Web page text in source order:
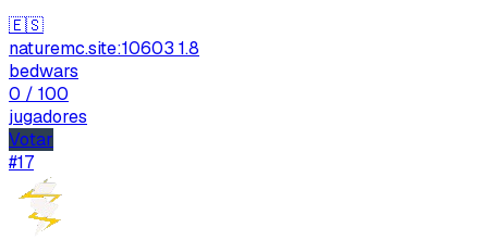
🇪🇸
naturemc.site:10603 1.8
bedwars
0 / 100
jugadores
Votar
#17